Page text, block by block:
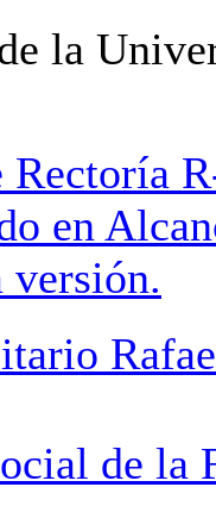
la
Rectoría
en
versión.
de la